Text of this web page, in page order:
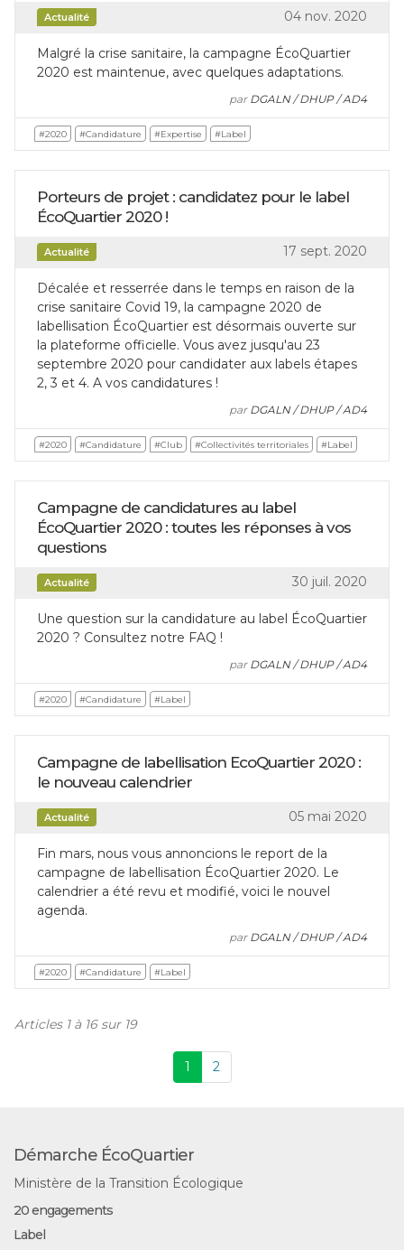
Actualité 04 nov. 2020
Malgré la crise sanitaire, la campagne ÉcoQuartier
2020 est maintenue, avec quelques adaptations.
parDGALN / DHUP / AD4
#2020 #Candidature #Expertise #Label
Porteurs de projet : candidatez pour le label
ÉcoQuartier 2020 !
Actualité 17 sept. 2020
Décalée et resserrée dans le temps en raison de la
crise sanitaire Covid 19, la campagne 2020 de
labellisation ÉcoQuartier est désormais ouverte sur
la plateforme officielle. Vous avez jusqu'au 23
septembre 2020 pour candidater aux labels étapes
2, 3 et 4. A vos candidatures !
parDGALN / DHUP / AD4
#2020 #Candidature #Club #Collectivités territoriales #Label
Campagne de candidatures au label
ÉcoQuartier 2020 : toutes les réponses à vos
questions
Actualité 30 juil. 2020
Une question sur la candidature au label ÉcoQuartier
2020 ? Consultez notre FAQ !
parDGALN / DHUP / AD4
#2020 #Candidature #Label
Campagne de labellisation EcoQuartier 2020 :
le nouveau calendrier
Actualité 05 mai 2020
Fin mars, nous vous annoncions le report de la
campagne de labellisation ÉcoQuartier 2020. Le
calendrier a été revu et modifié, voici le nouvel
agenda.
parDGALN / DHUP / AD4
#2020 #Candidature #Label
Articles 1 à 16 sur 19
1 2
Démarche ÉcoQuartier
Ministère de la Transition Écologique
20 engagements
Label